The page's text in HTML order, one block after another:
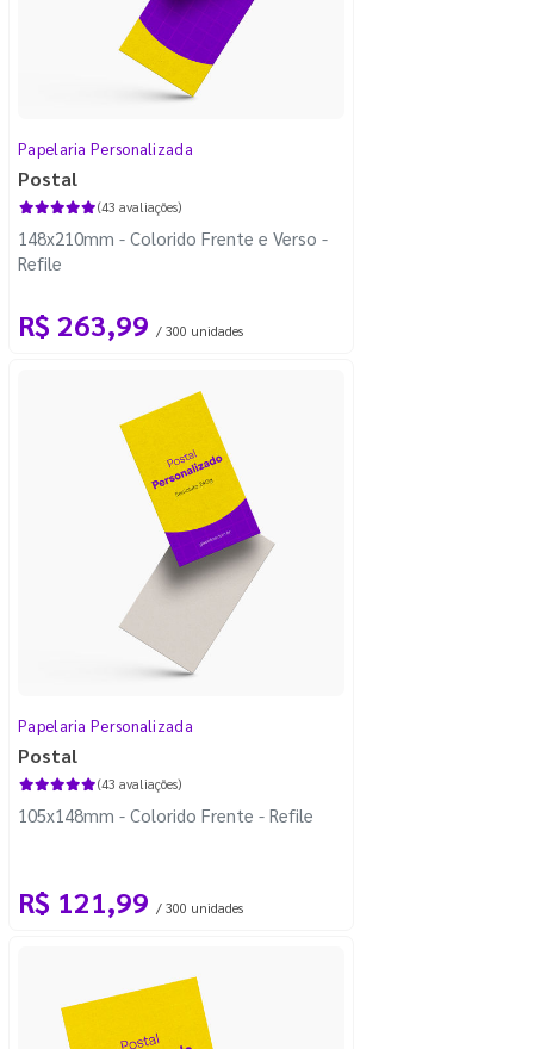
Papelaria Personalizada
Postal
(43 avaliações)
148x210mm - Colorido Frente e Verso -
Refile
R$ 263,99 / 300 unidades
Papelaria Personalizada
Postal
(43 avaliações)
105x148mm - Colorido Frente - Refile
R$ 121,99 / 300 unidades